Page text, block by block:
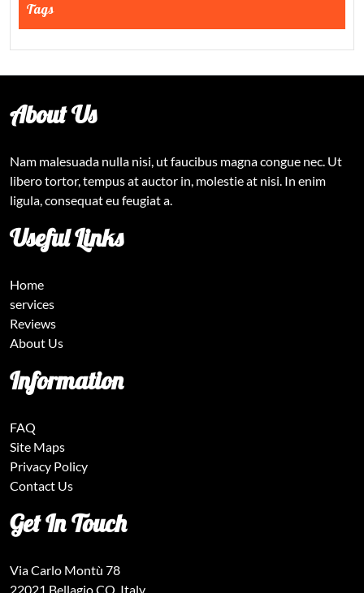
Tags
About Us
Nam malesuada nulla nisi, ut faucibus magna congue nec. Ut
libero tortor, tempus at auctor in, molestie at nisi. In enim
ligula, consequat eu feugiat a.
Useful Links
Home
services
Reviews
About Us
Information
FAQ
Site Maps
Privacy Policy
Contact Us
Get In Touch
Via Carlo Montù 78
22021 Bellagio CO, Italy